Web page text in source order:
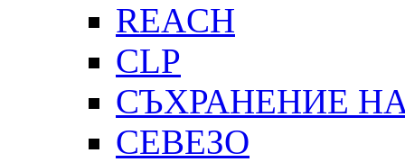
REACH
CLP
СЪХРАНЕНИЕ
СЕВЕЗО